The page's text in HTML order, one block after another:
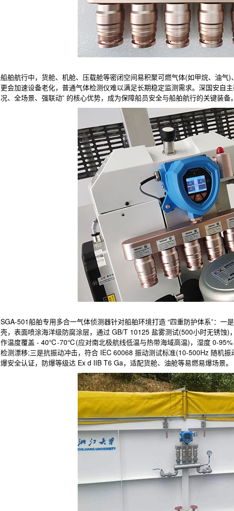
船舶航行中，货舱、机舱、压载舱等密闭空间易积聚可燃气体(如甲烷、油
更会加速设备老化，普通气体检测仪难以满足长期稳定监测需求。深国安自
况、全场景、强联动” 的核心优势，成为保障船员安全与船舶航行的关键装备。
SGA-501船舶专用多合一气体侦测器针对船舶环境打造 “四重防护体系”：一
壳，表面喷涂海洋级防腐涂层，通过 GB/T 10125 盐雾测试(500小时无锈蚀
作温度覆盖 - 40℃-70℃(应对南北极航线低温与热带海域高温)，湿度 0-95%
检测漂移;三是抗振动冲击，符合 IEC 60068 振动测试标准(10-500Hz 随机
爆安全认证，防爆等级达 Ex d IIB T6 Ga，适配货舱、油舱等易燃易爆场景。